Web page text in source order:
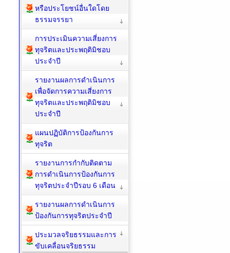
หรือประโยชน์อื่นใดโดย
ธรรมจรรยา
การประเมินความเสี่ยงการ
ทุจริตและประพฤติมิชอบ
ประจำปี
รายงานผลการดำเนินการ
เพื่อจัดการความเสี่ยงการ
ทุจริตและประพฤติมิชอบ
ประจำปี
แผนปฏิบัติการป้องกันการ
ทุจริต
รายงานการกำกับติดตาม
การดำเนินการป้องกันการ
ทุจริตประจำปีรอบ 6 เดือน
รายงานผลการดำเนินการ
ป้องกันการทุจริตประจำปี
ประมวลจริยธรรมและการ
ขับเคลื่อนจริยธรรม